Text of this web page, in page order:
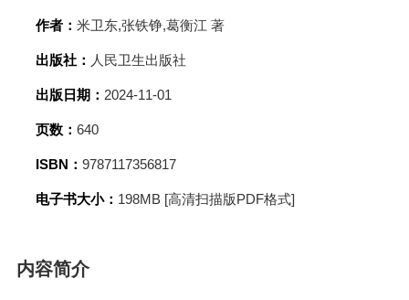
作者： 米卫东,张铁铮,葛衡江 著
出版社： 人民卫生出版社
出版日期： 2024-11-01
页数： 640
ISBN： 9787117356817
电子书大小： 198MB [高清扫描版PDF格式]
内容简介